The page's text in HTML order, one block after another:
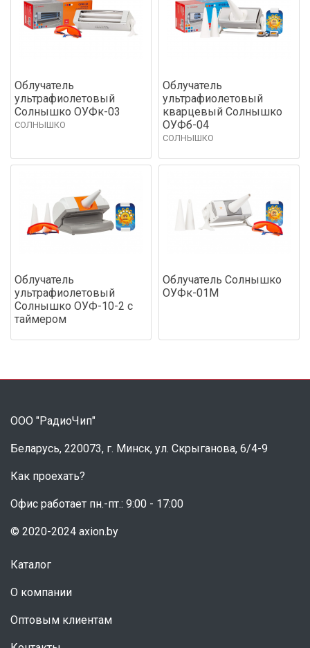
Облучатель
ультрафиолетовый
Солнышко ОУФк-03
СОЛНЫШКО
Облучатель
ультрафиолетовый
кварцевый Солнышко
ОУФб-04
СОЛНЫШКО
Облучатель
ультрафиолетовый
Солнышко ОУФ-10-2 с
таймером
Облучатель Солнышко
ОУФк-01М
ООО "РадиоЧип"
Беларусь, 220073, г. Минск, ул. Скрыганова, 6/4-9
Как проехать?
Офис работает пн.-пт.: 9:00 - 17:00
© 2020-2024 axion.by
Каталог
О компании
Оптовым клиентам